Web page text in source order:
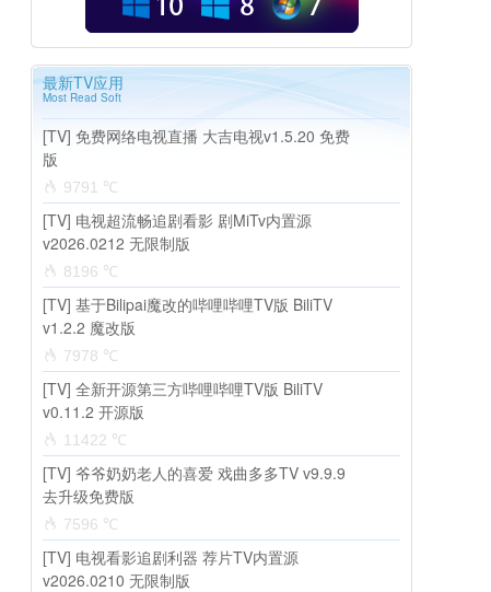
最新TV应用
Most Read Soft
[TV] 免费网络电视直播 大吉电视v1.5.20 免费
版
9791 ℃
[TV] 电视超流畅追剧看影 剧MiTv内置源
v2026.0212 无限制版
8196 ℃
[TV] 基于Bilipai魔改的哔哩哔哩TV版 BiliTV
v1.2.2 魔改版
7978 ℃
[TV] 全新开源第三方哔哩哔哩TV版 BiliTV
v0.11.2 开源版
11422 ℃
[TV] 爷爷奶奶老人的喜爱 戏曲多多TV v9.9.9
去升级免费版
7596 ℃
[TV] 电视看影追剧利器 荐片TV内置源
v2026.0210 无限制版